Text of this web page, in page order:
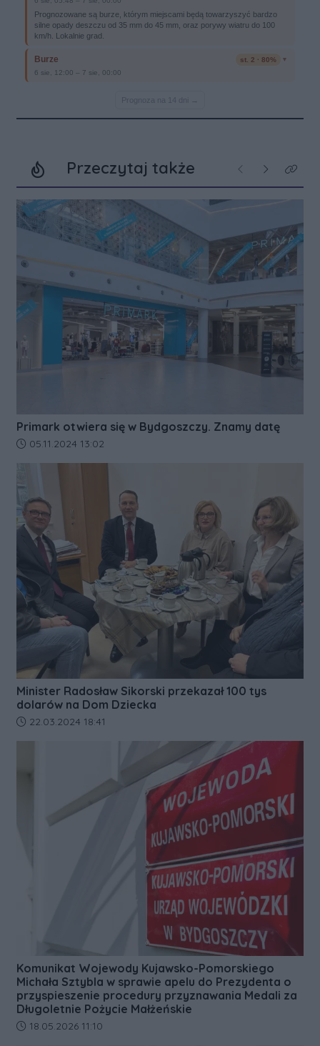
Przeczytaj także Poprzednie
NastępneKliknij
Primark otwiera się w Bydgoszczy. Znamy datę
Data dodania artykułu:
05.11.2024 13:02
Minister Radosław Sikorski przekazał 100 tys
dolarów na Dom Dziecka
Data dodania artykułu:
22.03.2024 18:41
Komunikat Wojewody Kujawsko-Pomorskiego
Michała Sztybla w sprawie apelu do Prezydenta o
przyspieszenie procedury przyznawania Medali za
Długoletnie Pożycie Małżeńskie
Data dodania artykułu:
18.05.2026 11:10